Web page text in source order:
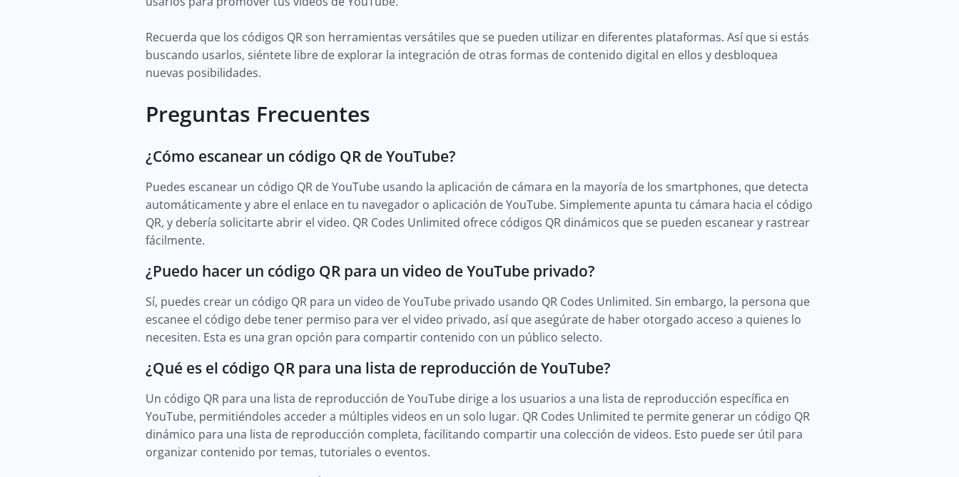
Recuerda que los códigos QR son herramientas versátiles que se pueden utilizar en diferentes plataformas. Así que si estás
buscando usarlos, siéntete libre de explorar la integración de otras formas de contenido digital en ellos y desbloquea
nuevas posibilidades.
Preguntas Frecuentes
¿Cómo escanear un código QR de YouTube?
Puedes escanear un código QR de YouTube usando la aplicación de cámara en la mayoría de los smartphones, que detecta
automáticamente y abre el enlace en tu navegador o aplicación de YouTube. Simplemente apunta tu cámara hacia el código
QR, y debería solicitarte abrir el video. QR Codes Unlimited ofrece códigos QR dinámicos que se pueden escanear y rastrear
fácilmente.
¿Puedo hacer un código QR para un video de YouTube privado?
Sí, puedes crear un código QR para un video de YouTube privado usando QR Codes Unlimited. Sin embargo, la persona que
escanee el código debe tener permiso para ver el video privado, así que asegúrate de haber otorgado acceso a quienes lo
necesiten. Esta es una gran opción para compartir contenido con un público selecto.
¿Qué es el código QR para una lista de reproducción de YouTube?
Un código QR para una lista de reproducción de YouTube dirige a los usuarios a una lista de reproducción específica en
YouTube, permitiéndoles acceder a múltiples videos en un solo lugar. QR Codes Unlimited te permite generar un código QR
dinámico para una lista de reproducción completa, facilitando compartir una colección de videos. Esto puede ser útil para
organizar contenido por temas, tutoriales o eventos.